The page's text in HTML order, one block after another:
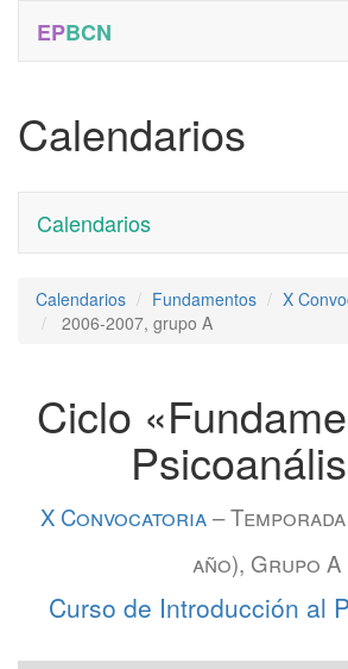
EPBCN
Calendarios
Calendarios
Calendarios Fundamentos
X
2006-2007, grupo A
Ciclo
X Convocatoria– Temporada
año), Grupo A
Curso de Introducción al